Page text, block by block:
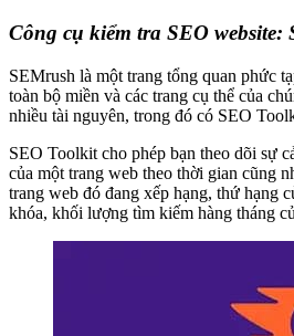
Công cụ kiểm tra SEO website:
SEMrush là một trang tổng quan phức
toàn bộ miền và các trang cụ thể của
nhiều tài nguyên, trong đó có SEO
SEO Toolkit cho phép bạn theo dõi sự
của một trang web theo thời gian cũng
trang web đó đang xếp hạng, thứ hạng
khóa, khối lượng tìm kiếm hàng tháng